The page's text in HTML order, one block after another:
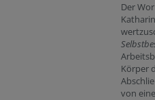
Der
Körper
von